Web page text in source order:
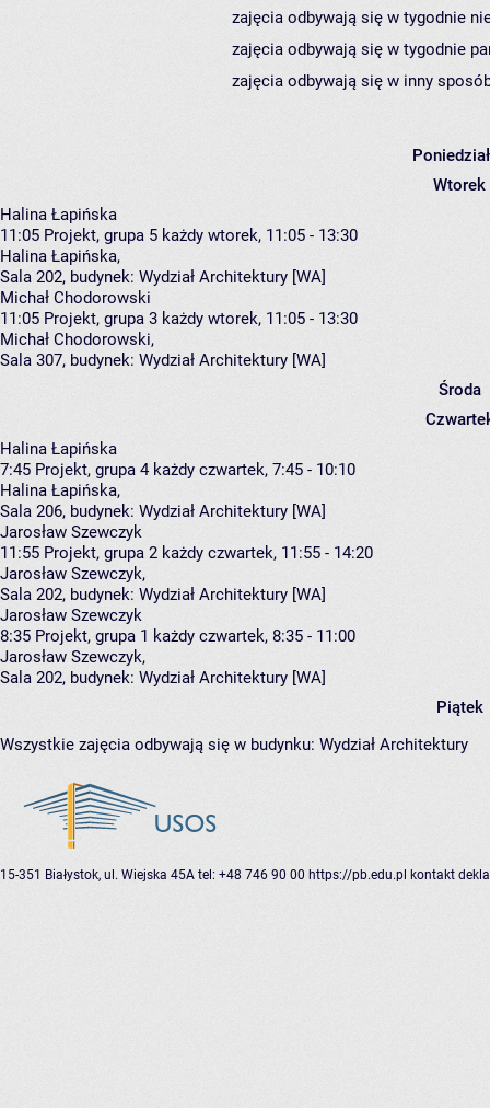
zajęcia odbywają się w tygodnie
zajęcia odbywają się w tygodnie
zajęcia odbywają się w inny
Wtorek
Halina Łapińska
11:05 Projekt, grupa 5 każdy wtorek, 11:05 - 13:30
Halina Łapińska,
Sala 202, budynek: Wydział Architektury [WA]
Michał Chodorowski
11:05 Projekt, grupa 3 każdy wtorek, 11:05 - 13:30
Michał Chodorowski,
Sala 307, budynek: Wydział Architektury [WA]
Środa
Halina Łapińska
7:45 Projekt, grupa 4 każdy czwartek, 7:45 - 10:10
Halina Łapińska,
Sala 206, budynek: Wydział Architektury [WA]
Jarosław Szewczyk
11:55 Projekt, grupa 2 każdy czwartek, 11:55 - 14:20
Jarosław Szewczyk,
Sala 202, budynek: Wydział Architektury [WA]
Jarosław Szewczyk
8:35 Projekt, grupa 1 każdy czwartek, 8:35 - 11:00
Jarosław Szewczyk,
Sala 202, budynek: Wydział Architektury [WA]
Piątek
Wszystkie zajęcia odbywają się w budynku: Wydział Architektury
15-351 Białystok, ul. Wiejska 45A tel: +48 746 90 00 https://pb.edu.pl kontakt